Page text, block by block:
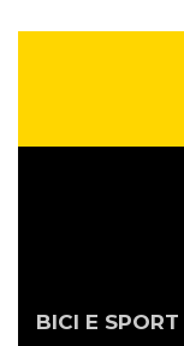
BICI E SPORT